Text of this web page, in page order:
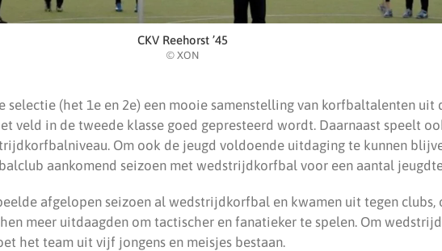
CKV Reehorst ’45
© XON
selectie (het 1e en 2e) een mooie samenstelling van korfbaltalenten uit
veld in de tweede klasse goed gepresteerd wordt. Daarnaast speelt
Om ook de jeugd voldoende uitdaging te kunnen
aankomend seizoen met wedstrijdkorfbal voor een aantal
afgelopen seizoen al wedstrijdkorfbal en kwamen uit tegen clubs,
meer uitdaagden om tactischer en fanatieker te spelen. Om
het team uit vijf jongens en meisjes bestaan.